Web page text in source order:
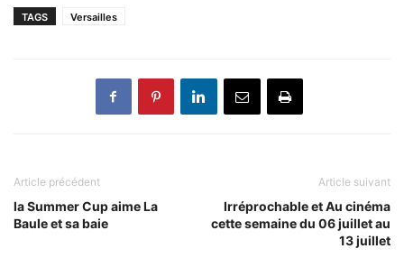
TAGS Versailles
Article précédent
la Summer Cup aime La
Baule et sa baie
Article suivant
Irréprochable et Au cinéma
cette semaine du 06 juillet au
13 juillet